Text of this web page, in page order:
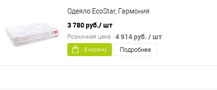
Одеяло EcoStar, Гармония
3 780 руб./ шт
4 914 руб. / шт
Розничная цена
В корзину Подробнее